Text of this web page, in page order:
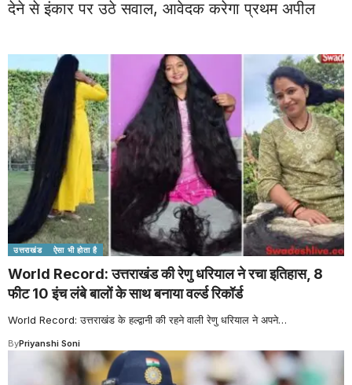
देने से इंकार पर उठे सवाल, आवेदक करेगा प्रथम अपील
उत्तराखंड ऐसा भी होता है
World Record: उत्तराखंड की रेणु धरियाल ने रचा इतिहास, 8
फीट 10 इंच लंबे बालों के साथ बनाया वर्ल्ड रिकॉर्ड
World Record: उत्तराखंड के हल्द्वानी की रहने वाली रेणु धरियाल ने अपने…
ByPriyanshi Soni